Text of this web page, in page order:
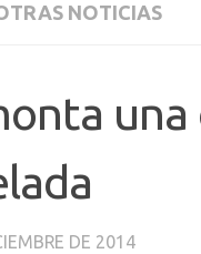
NOTICIAS
DE 2014